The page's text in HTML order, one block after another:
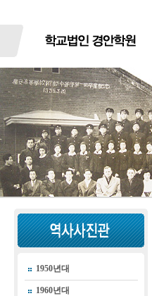
1950년대
1960년대